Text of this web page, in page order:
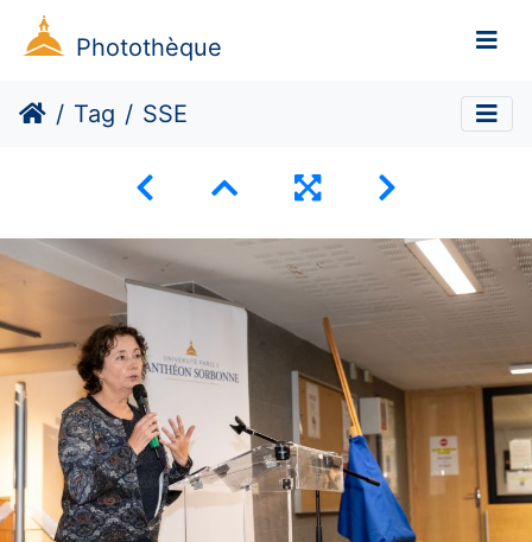
Photothèque
Tag SSE